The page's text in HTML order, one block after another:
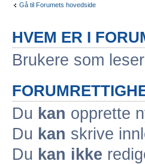
Gå til Forumets hovedside
HVEM ER I
Brukere som
Du kan opprette
Du kan skrive
Du kan ikke